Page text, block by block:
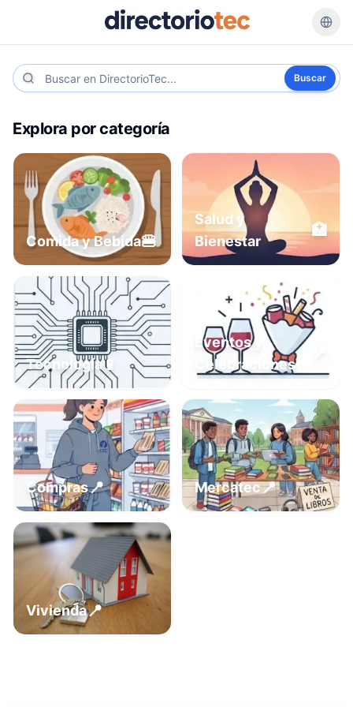
Buscar
Explora por categoría
Comida y Bebida🍔
Salud y
Bienestar
🏥
Tecnología📱
Eventos y
Celebraciones
Compras📍 Mercatec📍
Vivienda📍